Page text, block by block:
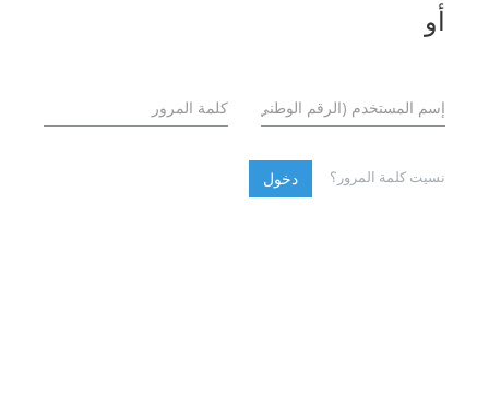
أو
نسيت كلمة المرور؟ دخول